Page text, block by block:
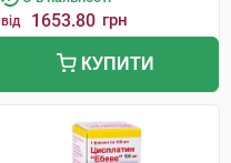
від 1653.80 грн
КУПИТИ